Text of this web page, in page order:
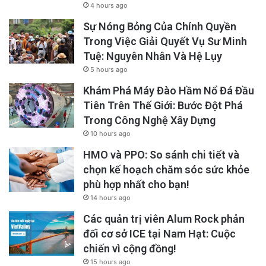
Nội và Tp. HCM. Nơi các tướng công an quê
Hưng Yên đã được điều về nắm giữ.
Việc Bộ Công an, với vị Bộ trưởng có quê ở
4 hours ago
Sự Nóng Bỏng Của Chính Quyền
Trong Việc Giải Quyết Vụ Sư Minh
Tuệ: Nguyên Nhân Và Hệ Lụy
5 hours ago
Khám Phá Máy Đào Hầm Nổ Đá Đầu
Tiên Trên Thế Giới: Bước Đột Phá
Trong Công Nghệ Xây Dựng
10 hours ago
HMO và PPO: So sánh chi tiết và
chọn kế hoạch chăm sóc sức khỏe
phù hợp nhất cho bạn!
14 hours ago
Các quản trị viên Alum Rock phản
đối cơ sở ICE tại Nam Hạt: Cuộc
chiến vì cộng đồng!
15 hours ago